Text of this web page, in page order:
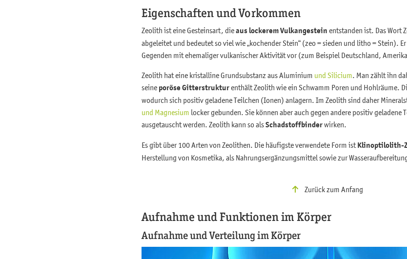
Eigenschaften und Vorkommen
Zeolith ist eine Gesteinsart, dieaus lockerem Vulkangestein entstanden ist. Das Wort
abgeleitet und bedeutet so viel wie „kochender Stein“ (zeo = sieden und litho = Stein).
Gegenden mit ehemaliger vulkanischer Aktivität vor (zum Beispiel Deutschland,
Zeolith hat eine kristalline Grundsubstanz aus Aluminium und Silicium. Man zählt ihn
seine poröse Gitterstrukturenthält Zeolith wie ein Schwamm Poren und Hohlräume.
wodurch sich positiv geladene Teilchen (Ionen) anlagern. Im Zeolith sind daher
und Magnesium locker gebunden. Sie können aber auch gegen andere positiv geladene
ausgetauscht werden. Zeolith kann so alsSchadstoffbinderwirken.
Es gibt über 100 Arten von Zeolithen. Die häufigste verwendete Form ist Klinoptilolith-
Herstellung von Kosmetika, als Nahrungsergänzungsmittel sowie zur
Zurück zum Anfang
Aufnahme und Funktionen im Körper
Aufnahme und Verteilung im Körper